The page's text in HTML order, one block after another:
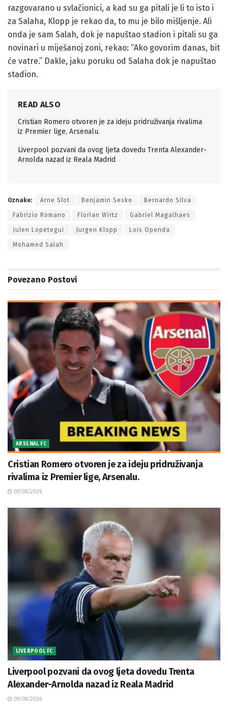
razgovarano u svlačionici, a kad su ga pitali je li to isto i
za Salaha, Klopp je rekao da, to mu je bilo mišljenje. Ali
onda je sam Salah, dok je napuštao stadion i pitali su ga
novinari u miješanoj zoni, rekao: “Ako govorim danas, bit
će vatre.” Dakle, jaku poruku od Salaha dok je napuštao
stadion.
READ ALSO
Cristian Romero otvoren je za ideju pridruživanja rivalima
iz Premier lige, Arsenalu.
Liverpool pozvani da ovog ljeta dovedu Trenta Alexander-
Arnolda nazad iz Reala Madrid
Oznake: Arne Slot Benjamin Sesko Bernardo Silva
Fabrizio Romano Florian Wirtz Gabriel Magalhaes
Julen Lopetegui Jurgen Klopp Lois Openda
Mohamed Salah
Povezano Postovi
ARSENAL FC
Cristian Romero otvoren je za ideju pridruživanja
rivalima iz Premier lige, Arsenalu.
09/08/2026
LIVERPOOL FC
Liverpool pozvani da ovog ljeta dovedu Trenta
Alexander-Arnolda nazad iz Reala Madrid
09/08/2026